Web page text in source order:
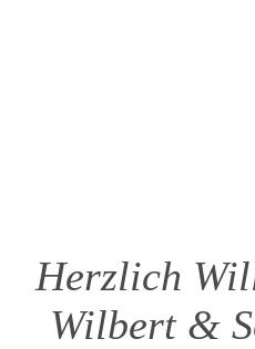
Herzlich
Wilbert &